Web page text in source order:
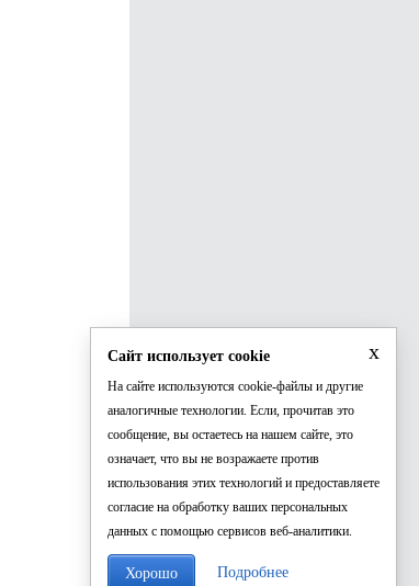
x
Сайт использует cookie
На сайте используются cookie-файлы и другие
аналогичные технологии. Если, прочитав это
сообщение, вы остаетесь на нашем сайте, это
означает, что вы не возражаете против
использования этих технологий и предоставляете
согласие на обработку ваших персональных
данных с помощью сервисов веб-аналитики.
Хорошо Подробнее